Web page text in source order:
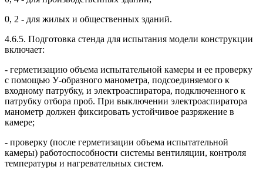
0, 2 - для жилых и общественных зданий.
4.6.5. Подготовка стенда для испытания модели конструкции
включает:
- герметизацию объема испытательной камеры и ее проверку
с помощью У-образного манометра, подсоединяемого к
входному патрубку, и электроаспиратора, подключенного к
патрубку отбора проб. При выключении электроаспиратора
манометр должен фиксировать устойчивое разряжение в
камере;
- проверку (после герметизации объема испытательной
камеры) работоспособности системы вентиляции, контроля
температуры и нагревательных систем.